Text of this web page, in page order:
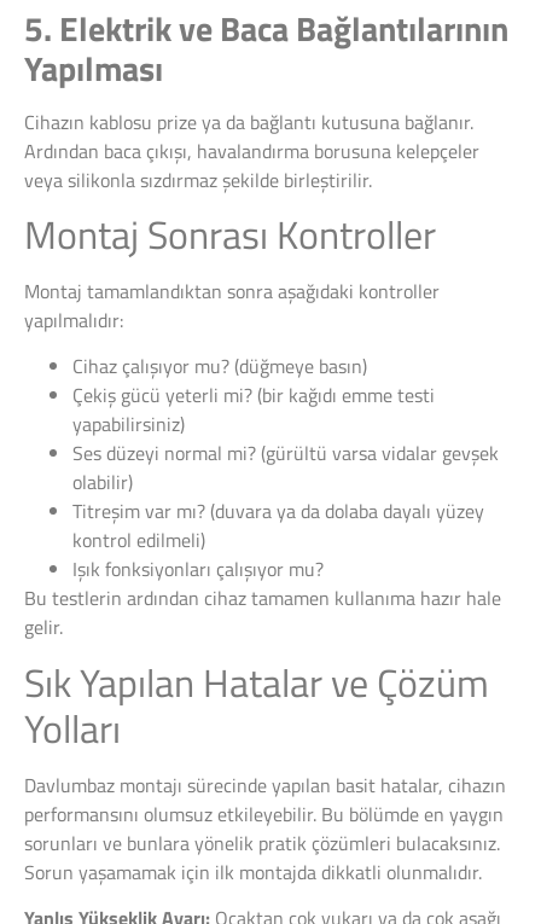
5. Elektrik ve Baca Bağlantılarının
Yapılması
Cihazın kablosu prize ya da bağlantı kutusuna bağlanır.
Ardından baca çıkışı, havalandırma borusuna kelepçeler
veya silikonla sızdırmaz şekilde birleştirilir.
Montaj Sonrası Kontroller
Montaj tamamlandıktan sonra aşağıdaki kontroller
yapılmalıdır:
Cihaz çalışıyor mu? (düğmeye basın)
Çekiş gücü yeterli mi? (bir kağıdı emme testi
yapabilirsiniz)
Ses düzeyi normal mi? (gürültü varsa vidalar gevşek
olabilir)
Titreşim var mı? (duvara ya da dolaba dayalı yüzey
kontrol edilmeli)
Işık fonksiyonları çalışıyor mu?
Bu testlerin ardından cihaz tamamen kullanıma hazır hale
gelir.
Sık Yapılan Hatalar ve Çözüm
Yolları
Davlumbaz montajı sürecinde yapılan basit hatalar, cihazın
performansını olumsuz etkileyebilir. Bu bölümde en yaygın
sorunları ve bunlara yönelik pratik çözümleri bulacaksınız.
Sorun yaşamamak için ilk montajda dikkatli olunmalıdır.
Yanlış Yükseklik Ayarı: Ocaktan çok yukarı ya da çok aşağı